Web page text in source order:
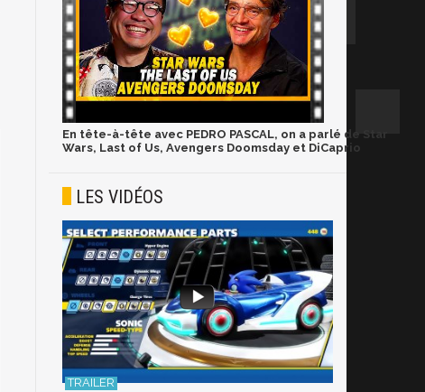
En tête-à-tête avec PEDRO PASCAL, on a parlé de Star
Wars, Last of Us, Avengers Doomsday et DiCaprio
LES VIDÉOS